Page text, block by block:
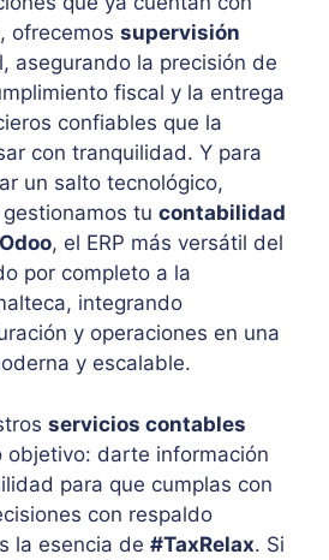
ofrecemos supervisión
asegurando la precisión de
fiscal y la entrega
confiables que la
con tranquilidad. Y para
un salto tecnológico,
tu contabilidad
, el ERP más versátil del
por completo a la
integrando
y operaciones en una
y escalable.
servicios contables
objetivo: darte información
para que cumplas con
con respaldo
la esencia de #TaxRelax. Si